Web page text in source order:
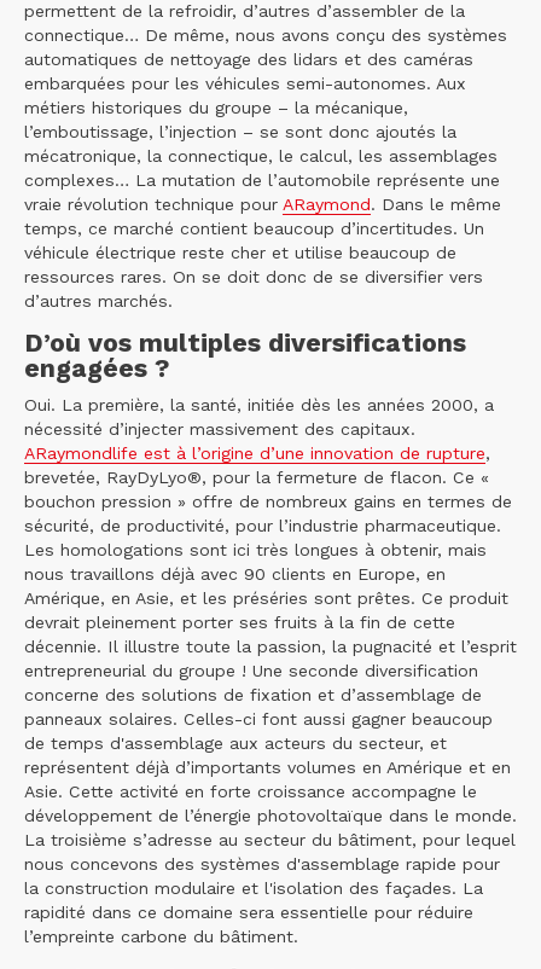
permettent de la refroidir, d’autres d’assembler de la
connectique… De même, nous avons conçu des systèmes
automatiques de nettoyage des lidars et des caméras
embarquées pour les véhicules semi-autonomes. Aux
métiers historiques du groupe – la mécanique,
l’emboutissage, l’injection – se sont donc ajoutés la
mécatronique, la connectique, le calcul, les assemblages
complexes… La mutation de l’automobile représente une
vraie révolution technique pour ARaymond. Dans le même
temps, ce marché contient beaucoup d’incertitudes. Un
véhicule électrique reste cher et utilise beaucoup de
ressources rares. On se doit donc de se diversifier vers
d’autres marchés.
D’où vos multiples diversifications
engagées ?
Oui. La première, la santé, initiée dès les années 2000, a
nécessité d’injecter massivement des capitaux.
ARaymondlife est à l’origine d’une innovation de rupture,
brevetée, RayDyLyo®, pour la fermeture de flacon. Ce «
bouchon pression » offre de nombreux gains en termes de
sécurité, de productivité, pour l’industrie pharmaceutique.
Les homologations sont ici très longues à obtenir, mais
nous travaillons déjà avec 90 clients en Europe, en
Amérique, en Asie, et les préséries sont prêtes. Ce produit
devrait pleinement porter ses fruits à la fin de cette
décennie. Il illustre toute la passion, la pugnacité et l’esprit
entrepreneurial du groupe ! Une seconde diversification
concerne des solutions de fixation et d’assemblage de
panneaux solaires. Celles-ci font aussi gagner beaucoup
de temps d'assemblage aux acteurs du secteur, et
représentent déjà d’importants volumes en Amérique et en
Asie. Cette activité en forte croissance accompagne le
développement de l’énergie photovoltaïque dans le monde.
La troisième s’adresse au secteur du bâtiment, pour lequel
nous concevons des systèmes d'assemblage rapide pour
la construction modulaire et l'isolation des façades. La
rapidité dans ce domaine sera essentielle pour réduire
l’empreinte carbone du bâtiment.